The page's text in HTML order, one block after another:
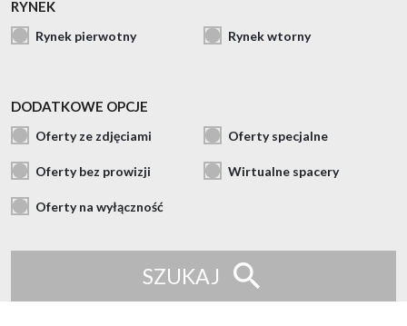
RYNEK
Rynek pierwotny Rynek wtorny
DODATKOWE OPCJE
Oferty ze zdjęciami Oferty specjalne
Oferty bez prowizji Wirtualne spacery
Oferty na wyłączność
SZUKAJ